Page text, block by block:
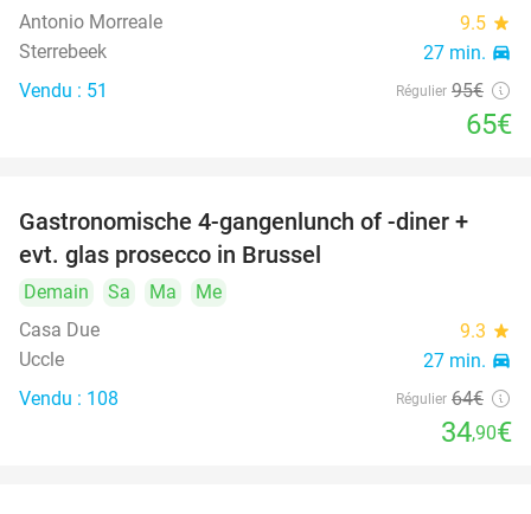
Antonio Morreale 9.5 star
Sterrebeek 27 min. directions_car
Vendu : 51 Régulier 95€
65€
45%
Gastronomische 4-gangenlunch of -diner +
evt. glas prosecco in Brussel
Demain Sa Ma
Me
Casa Due
9.3 star
Uccle 27 min. directions_car
Vendu : 108 Régulier 64€
34,90€